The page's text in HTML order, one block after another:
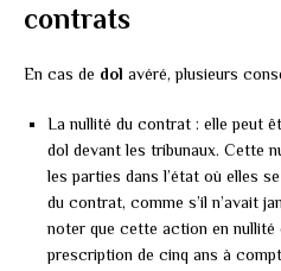
contrats
En cas de dol avéré, plusieurs
La nullité du contrat : elle peut
dol devant les tribunaux. Cette
les parties dans l’état où elles
du contrat, comme s’il n’avait
noter que cette action en nullité
prescription de cinq ans à